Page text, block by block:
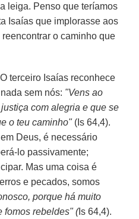
leiga. Penso que teríamos
Isaías que implorasse aos
o caminho que
terceiro Isaías reconhece
sem nós: "Vens ao
com alegria e que se
o teu caminho"(Is 64,4).
Deus, é necessário
lo passivamente;
Mas uma coisa é
e pecados, somos
porque há muito
fomos rebeldes" (Is 64,4).